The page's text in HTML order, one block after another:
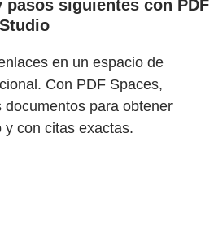
siguientes con PDF
en un espacio de
Con PDF Spaces,
para obtener
con citas exactas.